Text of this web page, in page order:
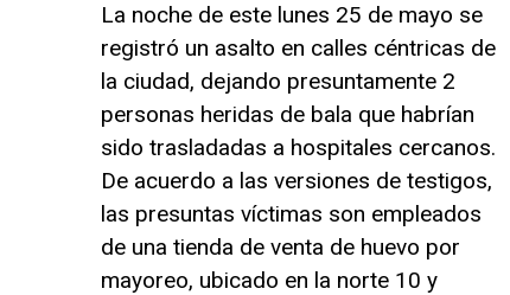
La noche de este lunes 25 de mayo se
registró un asalto en calles céntricas de
la ciudad, dejando presuntamente 2
personas heridas de bala que habrían
sido trasladadas a hospitales cercanos.
De acuerdo a las versiones de testigos,
las presuntas víctimas son empleados
de una tienda de venta de huevo por
mayoreo, ubicado en la norte 10 y